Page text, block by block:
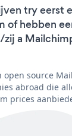
try eerst
of hebben
a
source
abroad die
prices